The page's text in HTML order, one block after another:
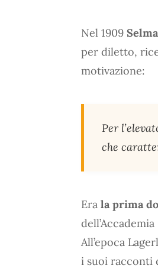
Nel 1909
per diletto,
motivazione:
Per
che
Era la prima
dell’Accademia
All’epoca
i suoi racconti